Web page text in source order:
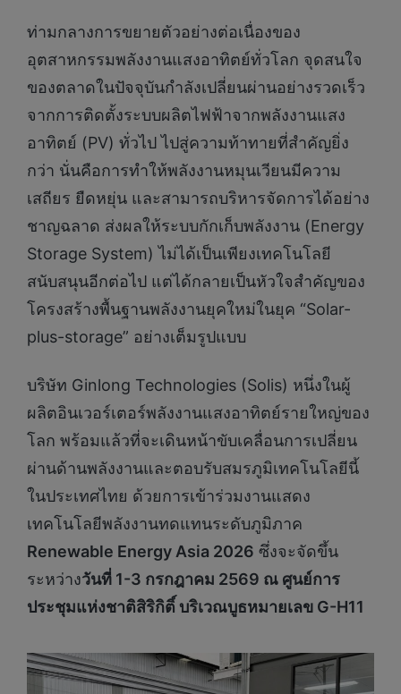
ท่ามกลางการขยายตัวอย่างต่อเนื่องของ
อุตสาหกรรมพลังงานแสงอาทิตย์ทั่วโลก จุดสนใจ
ของตลาดในปัจจุบันกำลังเปลี่ยนผ่านอย่างรวดเร็ว
จากการติดตั้งระบบผลิตไฟฟ้าจากพลังงานแสง
อาทิตย์ (PV) ทั่วไป ไปสู่ความท้าทายที่สำคัญยิ่ง
กว่า นั่นคือการทำให้พลังงานหมุนเวียนมีความ
เสถียร ยืดหยุ่น และสามารถบริหารจัดการได้อย่าง
ชาญฉลาด ส่งผลให้ระบบกักเก็บพลังงาน (Energy
Storage System) ไม่ได้เป็นเพียงเทคโนโลยี
สนับสนุนอีกต่อไป แต่ได้กลายเป็นหัวใจสำคัญของ
โครงสร้างพื้นฐานพลังงานยุคใหม่ในยุค “Solar-
plus-storage” อย่างเต็มรูปแบบ
บริษัท Ginlong Technologies (Solis) หนึ่งในผู้
ผลิตอินเวอร์เตอร์พลังงานแสงอาทิตย์รายใหญ่ของ
โลก พร้อมแล้วที่จะเดินหน้าขับเคลื่อนการเปลี่ยน
ผ่านด้านพลังงานและตอบรับสมรภูมิเทคโนโลยีนี้
ในประเทศไทย ด้วยการเข้าร่วมงานแสดง
เทคโนโลยีพลังงานทดแทนระดับภูมิภาค
Renewable Energy Asia 2026 ซึ่งจะจัดขึ้น
ระหว่างวันที่ 1-3 กรกฎาคม 2569 ณ ศูนย์การ
ประชุมแห่งชาติสิริกิติ์ บริเวณบูธหมายเลข G-H11